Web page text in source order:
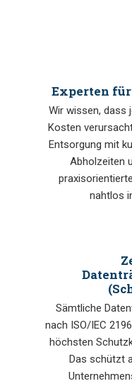
Experten für
Wir wissen, dass
Kosten
Entsorgung mit
Abholzeiten
nahtlos
Sämtliche
nach ISO/IEC
höchsten
Das schützt